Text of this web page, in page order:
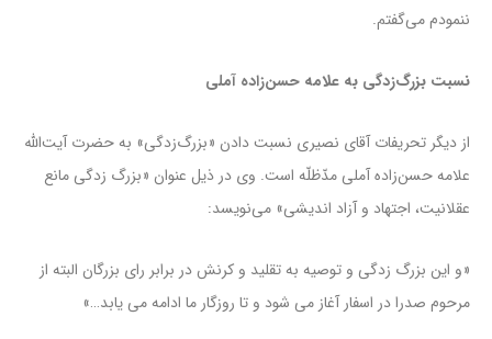
ننمودم می‌گفتم.
نسبت بزرگ‌زدگی به علامه حسن‌زاده آملی
از دیگر تحریفات آقای نصیری نسبت دادن «بزرگ‌زدگی» به حضرت آیت‌الله
علامه حسن‌زاده آملی مدّظلّه است. وی در ذیل عنوان «بزرگ زدگی مانع
عقلانیت، اجتهاد و آزاد اندیشی» می‌نویسد:
«و این بزرگ زدگی و توصیه به تقلید و کرنش در برابر رای بزرگان البته از
مرحوم صدرا در اسفار آغاز می شود و تا روزگار ما ادامه می یابد…»